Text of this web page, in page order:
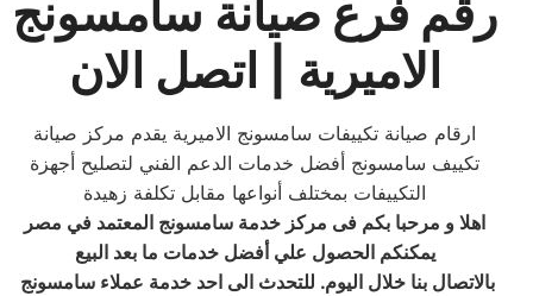
رقم فرع صيانة سامسونج
الاميرية | اتصل الان
ارقام صيانة تكييفات سامسونج الاميرية يقدم مركز صيانة
تكييف سامسونج أفضل خدمات الدعم الفني لتصليح أجهزة
التكييفات بمختلف أنواعها مقابل تكلفة زهيدة
اهلا و مرحبا بكم فى مركز خدمة سامسونج المعتمد في مصر
يمكنكم الحصول علي أفضل خدمات ما بعد البيع
بالاتصال بنا خلال اليوم. للتحدث الى احد خدمة عملاءسامسونج